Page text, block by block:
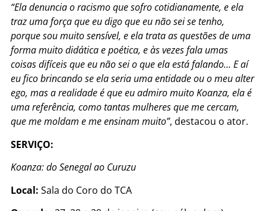
“Ela denuncia o racismo que sofro cotidianamente, e ela
traz uma força que eu digo que eu não sei se tenho,
porque sou muito sensível, e ela trata as questões de uma
forma muito didática e poética, e às vezes fala umas
coisas difíceis que eu não sei o que ela está falando… E aí
eu fico brincando se ela seria uma entidade ou o meu alter
ego, mas a realidade é que eu admiro muito Koanza, ela é
uma referência, como tantas mulheres que me cercam,
que me moldam e me ensinam muito”, destacou o ator.
SERVIÇO:
Koanza: do Senegal ao Curuzu
Local: Sala do Coro do TCA